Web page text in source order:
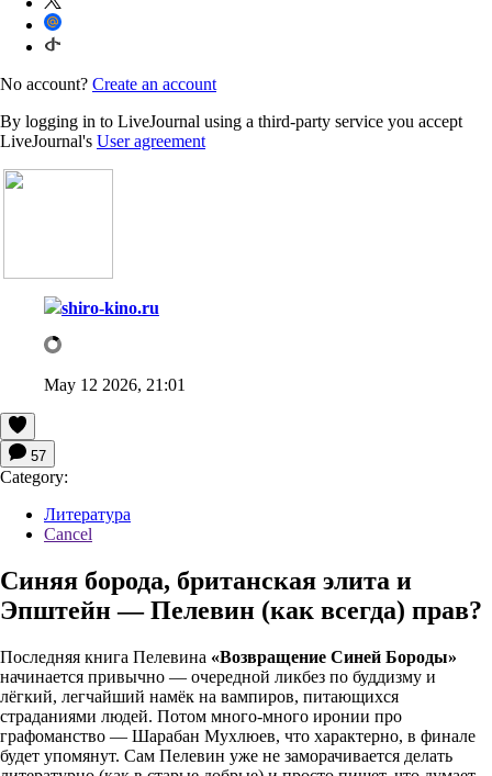
No account? Create an account
By logging in to LiveJournal using a third-party service you accept
LiveJournal's User agreement
shiro-kino.ru
May 12 2026, 21:01
57
Category:
Литература
Cancel
Синяя борода, британская элита и
Эпштейн — Пелевин (как всегда) прав?
Последняя книга Пелевина «Возвращение Синей Бороды»
начинается привычно — очередной ликбез по буддизму и
лёгкий, легчайший намёк на вампиров, питающихся
страданиями людей. Потом много-много иронии про
графоманство — Шарабан Мухлюев, что характерно, в финале
будет упомянут. Сам Пелевин уже не заморачивается делать